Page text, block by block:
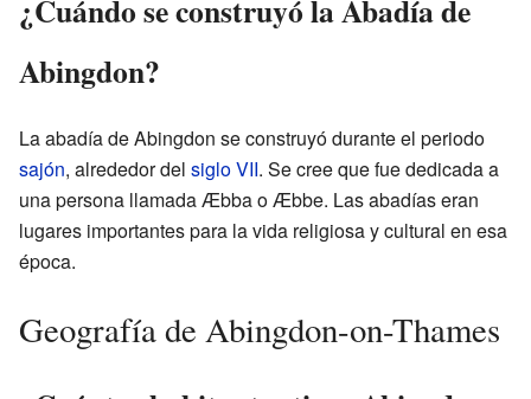
¿Cuándo se construyó la Abadía de
Abingdon?
La abadía de Abingdon se construyó durante el periodo
sajón, alrededor del siglo VII. Se cree que fue dedicada a
una persona llamada Æbba o Æbbe. Las abadías eran
lugares importantes para la vida religiosa y cultural en esa
época.
Geografía de Abingdon-on-Thames